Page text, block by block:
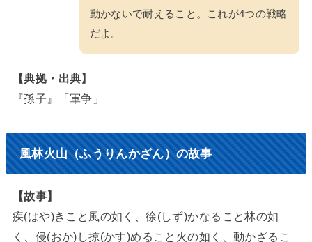
動かないで耐えること。これが4つの戦略
だよ。
【典拠・出典】
『孫子』「軍争」
風林火山（ふうりんかざん）の故事
【故事】
疾(はや)きこと風の如く、徐(しず)かなること林の如
く、侵(おか)し掠(かす)めること火の如く、動かざるこ